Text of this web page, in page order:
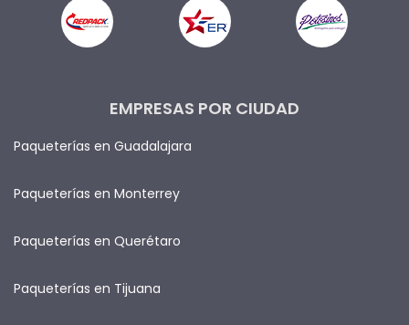
EMPRESAS POR CIUDAD
Paqueterías en Guadalajara
Paqueterías en Monterrey
Paqueterías en Querétaro
Paqueterías en Tijuana